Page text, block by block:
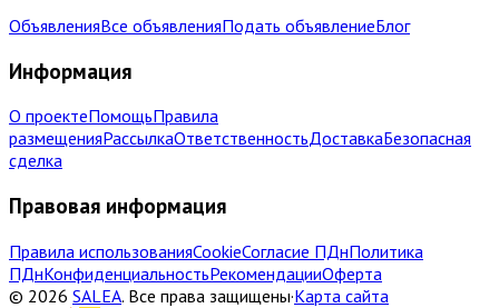
ОбъявленияВсе объявленияПодать объявлениеБлог
Информация
О проектеПомощьПравила
размещенияРассылкаОтветственностьДоставкаБезопасная
сделка
Правовая информация
Правила использованияCookieСогласие ПДнПолитика
ПДнКонфиденциальностьРекомендацииОферта
© 2026 SALEA. Все права защищены·Карта сайта